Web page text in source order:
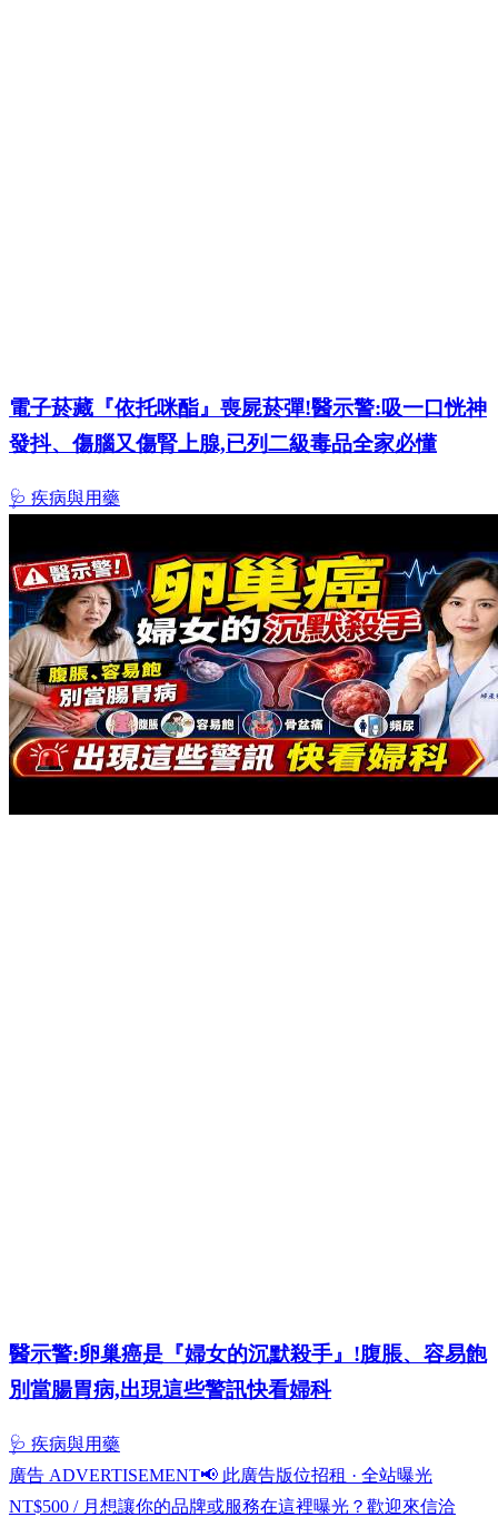
電子菸藏『依托咪酯』喪屍菸彈!醫示警:吸一口恍神
發抖、傷腦又傷腎上腺,已列二級毒品全家必懂
🩺 疾病與用藥
醫示警:卵巢癌是『婦女的沉默殺手』!腹脹、容易飽
別當腸胃病,出現這些警訊快看婦科
🩺 疾病與用藥
廣告 ADVERTISEMENT📢 此廣告版位招租 · 全站曝光
NT$500 / 月 想讓你的品牌或服務在這裡曝光？歡迎來信洽